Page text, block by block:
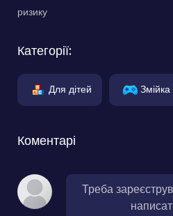
ризику
Категорії:
Для дітей Змійка
Коментарі
Треба